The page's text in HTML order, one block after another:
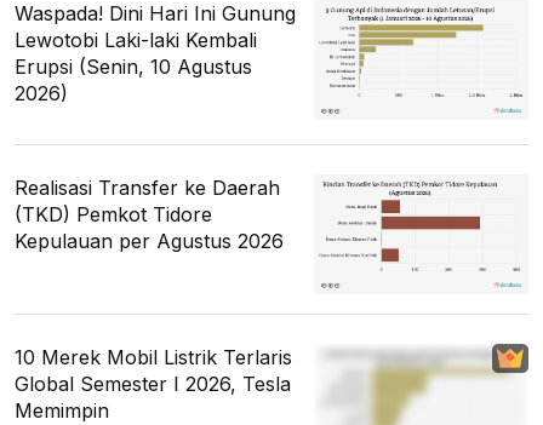
Waspada! Dini Hari Ini Gunung
Lewotobi Laki-laki Kembali
Erupsi (Senin, 10 Agustus
2026)
Realisasi Transfer ke Daerah
(TKD) Pemkot Tidore
Kepulauan per Agustus 2026
10 Merek Mobil Listrik Terlaris
Global Semester I 2026, Tesla
Memimpin